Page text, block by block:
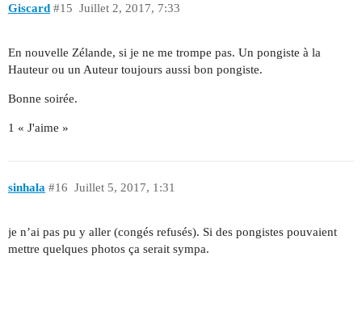
Giscard Juillet 2, 2017, 7:33
#15
En nouvelle Zélande, si je ne me trompe pas. Un pongiste à la
Hauteur ou un Auteur toujours aussi bon pongiste.
Bonne soirée.
1 « J'aime »
sinhala Juillet 5, 2017, 1:31
#16
je n’ai pas pu y aller (congés refusés). Si des pongistes pouvaient
mettre quelques photos ça serait sympa.